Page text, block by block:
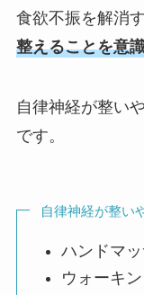
食欲不振を解消
整えることを意
自律神経が整い
です。
自律神経が整い
ハンドマ
ウォーキ